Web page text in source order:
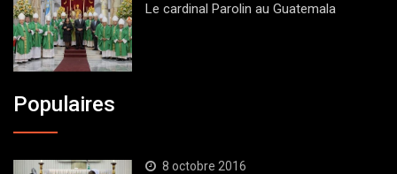
Le cardinal Parolin au Guatemala
Populaires
8 octobre 2016